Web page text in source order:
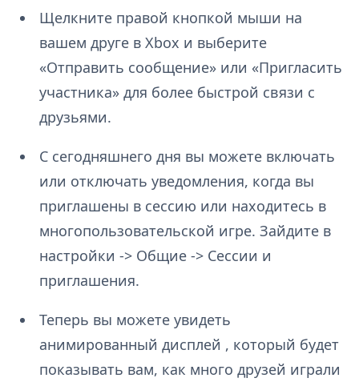
Щелкните правой кнопкой мыши на
вашем друге в Xbox и выберите
«Отправить сообщение» или «Пригласить
участника» для более быстрой связи с
друзьями.
С сегодняшнего дня вы можете включать
или отключать уведомления, когда вы
приглашены в сессию или находитесь в
многопользовательской игре. Зайдите в
настройки -> Общие -> Сессии и
приглашения.
Теперь вы можете увидеть
анимированный дисплей , который будет
показывать вам, как много друзей играли